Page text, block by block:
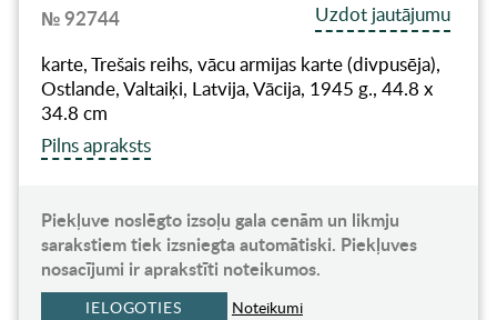
№ 92744
Uzdot jautājumu
karte, Trešais reihs, vācu armijas karte (divpusēja),
Ostlande, Valtaiķi, Latvija, Vācija, 1945 g., 44.8 x
34.8 cm
Pilns apraksts
Piekļuve noslēgto izsoļu gala cenām un likmju
sarakstiem tiek izsniegta automātiski. Piekļuves
nosacījumi ir aprakstīti noteikumos.
IELOGOTIES Noteikumi